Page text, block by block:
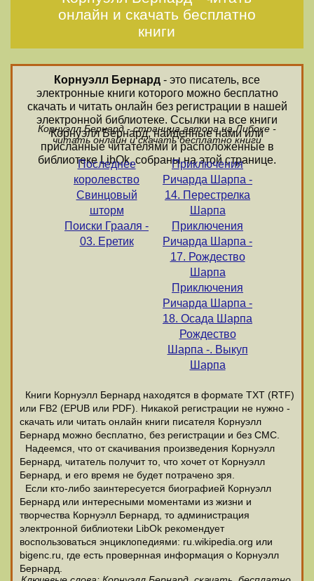
онлайн и скачать бесплатно
книги
Корнуэлл Бернард - это писатель, все
электронные книги которого можно бесплатно
скачать и читать онлайн без регистрации в нашей
электронной библиотеке. Ссылки на все книги
Корнуэлл Бернард, найденные нами или
присланные читателями и расположенные в
библиотеке LibOk, собраны на этой странице.
Корнуэлл Бернард - страница автора на Либоке -
читать онлайн и скачать бесплатно книги
Последнее
королевство
Свинцовый
шторм
Поиски Грааля -
03. Еретик
Приключения
Ричарда Шарпа -
14. Перестрелка
Шарпа
Приключения
Ричарда Шарпа -
17. Рождество
Шарпа
Приключения
Ричарда Шарпа -
18. Осада Шарпа
Рождество
Шарпа -. Выкуп
Шарпа
Книги Корнуэлл Бернард находятся в формате ТХТ (RTF)
или FB2 (EPUB или PDF). Никакой регистрации не нужно -
скачать или читать онлайн книги писателя Корнуэлл
Бернард можно бесплатно, без регистрации и без СМС.
Надеемся, что от скачивания произведения Корнуэлл
Бернард, читатель получит то, что хочет от Корнуэлл
Бернард, и его время не будет потрачено зря.
Если кто-либо заинтересуется биографией Корнуэлл
Бернард или интересными моментами из жизни и
творчества Корнуэлл Бернард, то администрация
электронной библиотеки LibOk рекомендует
воспользоваться энциклопедиями: ru.wikipedia.org или
bigenc.ru, где есть провернная информация о Корнуэлл
Бернард.